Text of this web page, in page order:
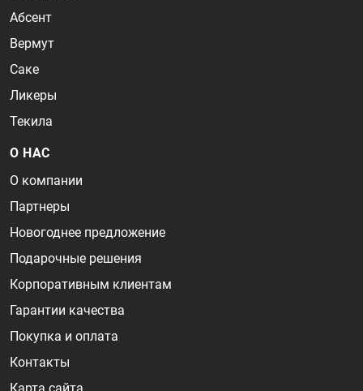
Абсент
Вермут
Саке
Ликеры
Текила
О НАС
О компании
Партнеры
Новогоднее предложение
Подарочные решения
Корпоративным клиентам
Гарантии качества
Покупка и оплата
Контакты